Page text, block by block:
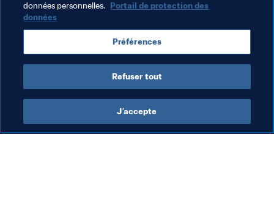
Thèmes en lien
Russia UEFA
données personnelles. Portail de protection des
données
Préférences
Refuser tout
J’accepte